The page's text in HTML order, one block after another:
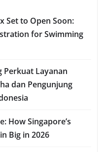
Set to Open Soon:
for Swimming
Perkuat Layanan
dan Pengunjung
How Singapore’s
Big in 2026